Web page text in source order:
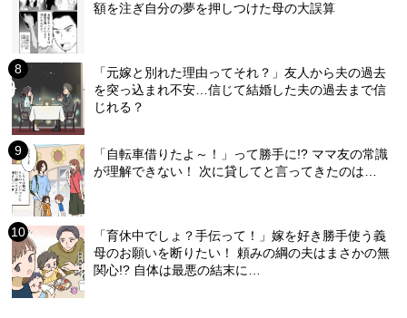
額を注ぎ自分の夢を押しつけた母の大誤算
「元嫁と別れた理由ってそれ？」友人から夫の過去
を突っ込まれ不安…信じて結婚した夫の過去まで信
じれる？
「自転車借りたよ～！」って勝手に!? ママ友の常識
が理解できない！ 次に貸してと言ってきたのは…
「育休中でしょ？手伝って！」嫁を好き勝手使う義
母のお願いを断りたい！ 頼みの綱の夫はまさかの無
関心!? 自体は最悪の結末に…